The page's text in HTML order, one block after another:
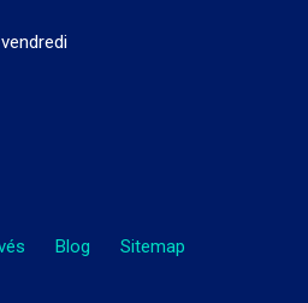
Blog Sitemap